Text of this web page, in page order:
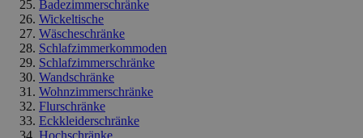
Badezimmerschränke
Wickeltische
Wäscheschränke
Schlafzimmerkommoden
Schlafzimmerschränke
Wandschränke
Wohnzimmerschränke
Flurschränke
Eckkleiderschränke
Hochschränke